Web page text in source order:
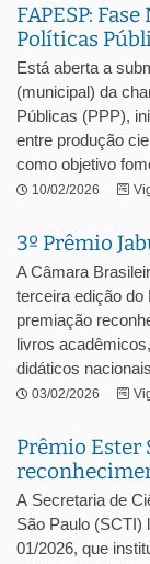
FAPESP:
Políticas
Está aberta a
(municipal) da
Públicas (PPP),
entre produção
como objetivo
10/02/2026
3º Prêmio
A Câmara
terceira edição do
premiação
livros
didáticos
03/02/2026
Prêmio Ester
A Secretaria de
São Paulo (SCTI)
01/2026, que